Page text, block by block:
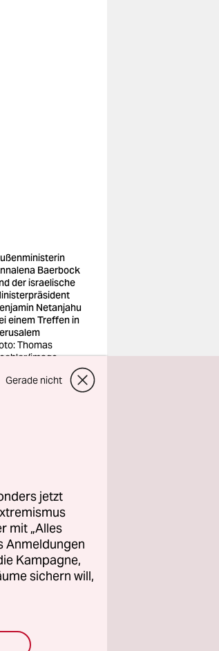
Baerbock
der israelische
Netanjahu
einem Treffen in
Thomas
imago
Gerade nicht
jetzt
mit „Alles
Anmeldungen
Kampagne,
sichern will,